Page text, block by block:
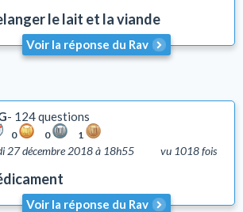
(Kiboud Av Vaèm)
problèmes d'argent
la circoncision
le lait et la viande
Voir la réponse du Rav
124 questions
0 0 1
vu 1018 fois
27 décembre 2018 à 18h55
Voir la réponse du Rav